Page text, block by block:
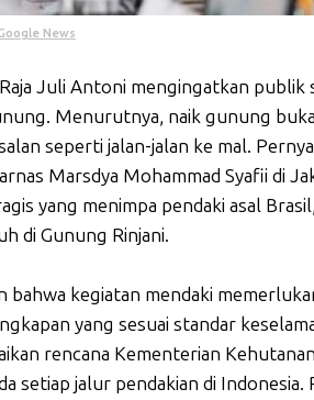
News
Juli Antoni mengingatkan publik
Menurutnya, naik gunung
seperti jalan-jalan ke mal.
Marsdya Mohammad Syafii di
yang menimpa pendaki asal
di Gunung Rinjani.
bahwa kegiatan mendaki
yang sesuai standar
rencana Kementerian
setiap jalur pendakian di